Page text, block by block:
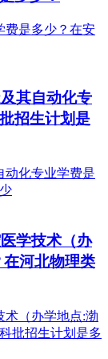
其自动化专
招生计划是
学技术（办
河北物理类